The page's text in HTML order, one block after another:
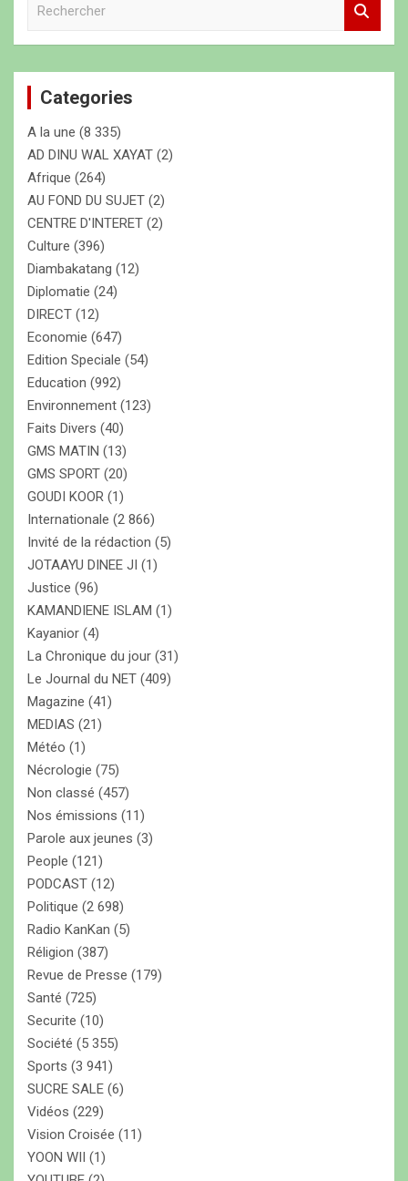
e
c
h
e
r
Categories
A la une (8 335)
AD DINU WAL XAYAT (2)
Afrique (264)
AU FOND DU SUJET (2)
CENTRE D'INTERET (2)
Culture (396)
Diambakatang (12)
Diplomatie (24)
DIRECT (12)
Economie (647)
Edition Speciale (54)
Education (992)
Environnement (123)
Faits Divers (40)
GMS MATIN (13)
GMS SPORT (20)
GOUDI KOOR (1)
Internationale (2 866)
Invité de la rédaction (5)
JOTAAYU DINEE JI (1)
Justice (96)
KAMANDIENE ISLAM (1)
Kayanior (4)
La Chronique du jour (31)
Le Journal du NET (409)
Magazine (41)
MEDIAS (21)
Météo (1)
Nécrologie (75)
Non classé (457)
Nos émissions (11)
Parole aux jeunes (3)
People (121)
PODCAST (12)
Politique (2 698)
Radio KanKan (5)
Réligion (387)
Revue de Presse (179)
Santé (725)
Securite (10)
Société (5 355)
Sports (3 941)
SUCRE SALE (6)
Vidéos (229)
Vision Croisée (11)
YOON WII (1)